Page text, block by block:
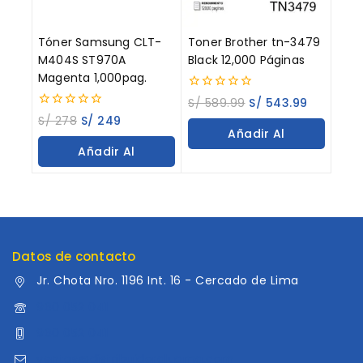
Tóner Samsung CLT-
M404S ST970A
Magenta 1,000pag.
0
out
of
S/278 S/ 249
Añadir Al
Toner Brother tn-3479
Black 12,000 Páginas
0
out
of
S/589.99 S/ 543.99
Añadir Al
Datos de contacto
Jr. Chota Nro. 1196 Int. 16 - Cercado de Lima